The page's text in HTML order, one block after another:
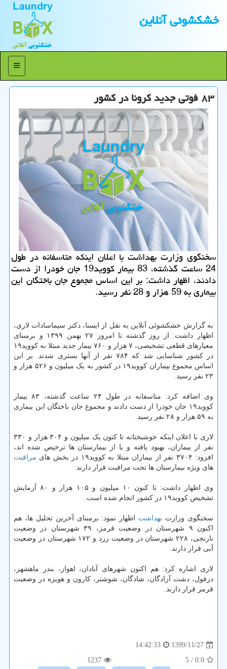
خشكشوئی آنلاین
منو
۸۳ فوتی جدید كرونا در كشور
سخنگوی وزارت بهداشت با اعلان اینکه متاسفانه در طول
24 ساعت گذشته، 83 بیمار کووید19 جان خودرا از دست
دادند، اظهار داشت: بر این اساس مجموع جان باختگان این
بیماری به 59 هزار و 28 نفر رسید.
به گزارش خشکشوئی آنلاین به نقل از ایسنا، دکتر سیماسادات لاری،
اظهار داشت: از روز گذشته تا امروز ۲۷ بهمن ۱۳۹۹ و برمبنای
معیارهای قطعی تشخیصی، ۷ هزار و ۷۶۰ بیمار جدید مبتلا به کووید۱۹
در کشور شناسایی شد که ۷۸۴ نفر از آنها بستری شدند. بر این
اساس مجموع بیماران کووید۱۹ در کشور به یک میلیون و ۵۲۶ هزار و
۲۳ نفر رسید.
وی اضافه کرد: متاسفانه در طول ۲۴ ساعت گذشته، ۸۳ بیمار
کووید۱۹ جان خودرا از دست دادند و مجموع جان باختگان این بیماری
به ۵۹ هزار و ۲۸ نفر رسید.
لاری با اعلان اینکه خوشبختانه تا کنون یک میلیون و ۳۰۴ هزار و ۳۳۰
نفر از بیماران، بهبود یافته و یا از بیمارستان ها ترخیص شده اند،
افزود: ۳۷۰۴ نفر از بیماران مبتلا به کووید۱۹ در بخش های
مراقبت
های ویژه بیمارستان ها تحت مراقبت قرار دارند.
وی اظهار داشت: تا کنون ۱۰ میلیون و ۱۰۵ هزار و ۸۰ آزمایش
تشخیص کووید۱۹ در کشور انجام شده است.
سخنگوی وزارت بهداشت اظهار نمود: برمبنای آخرین تحلیل ها، هم
اکنون ۹ شهرستان در وضعیت قرمز، ۳۹ شهرستان در وضعیت
نارنجی، ۲۲۸ شهرستان در وضعیت زرد و ۱۷۲ شهرستان در وضعیت
آبی قرار دارند.
لاری اشاره کرد: هم اکنون شهرهای آبادان، اهواز، بندر ماهشهر،
دزفول، دشت آزادگان، شادگان، شوشتر، کارون و هویزه در وضعیت
قرمز قرار دارند.
1399/11/27
14:42:33
0.0
/ 5
1237